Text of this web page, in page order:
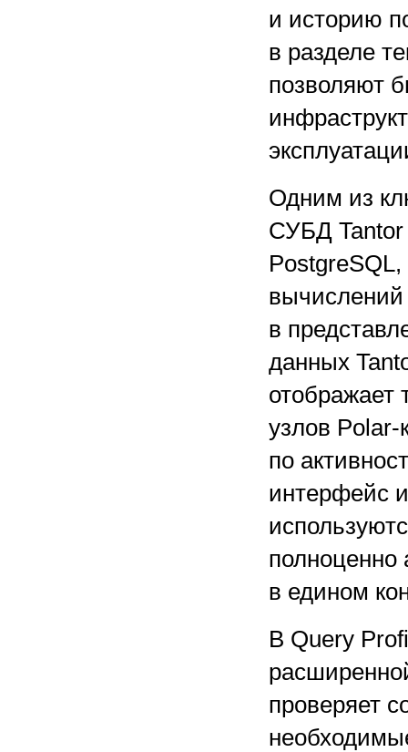
и историю
в разделе
позволяют
Одним из
СУБД
PostgreSQL,
в
данных
отображает
узлов Polar-
по
интерфейс
полноценно
в едином
В Query
проверяет